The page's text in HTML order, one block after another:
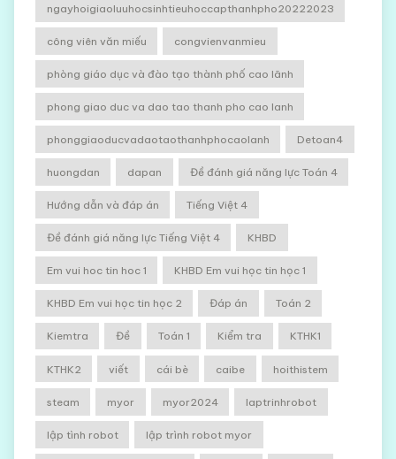
ngayhoigiaoluuhocsinhtieuhoccapthanhpho20222023
công viên văn miếu congvienvanmieu
phòng giáo dục và đào tạo thành phố cao lãnh
phong giao duc va dao tao thanh pho cao lanh
phonggiaoducvadaotaothanhphocaolanh Detoan4
huongdan dapan Đề đánh giá năng lực Toán 4
Hướng dẫn và đáp án Tiếng Việt 4
Đề đánh giá năng lực Tiếng Việt 4 KHBD
Em vui hoc tin hoc 1 KHBD Em vui học tin học 1
KHBD Em vui học tin học 2 Đáp án Toán 2
Kiemtra Đề Toán 1 Kiểm tra KTHK1
KTHK2 viết cái bè caibe hoithistem
steam myor myor2024 laptrinhrobot
lập tình robot lập trình robot myor